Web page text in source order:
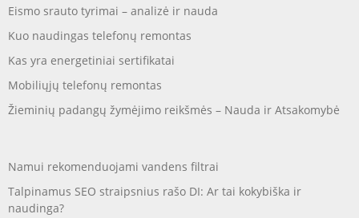
Eismo srauto tyrimai – analizė ir nauda
Kuo naudingas telefonų remontas
Kas yra energetiniai sertifikatai
Mobiliųjų telefonų remontas
Žieminių padangų žymėjimo reikšmės – Nauda ir Atsakomybė
Namui rekomenduojami vandens filtrai
Talpinamus SEO straipsnius rašo DI: Ar tai kokybiška ir
naudinga?